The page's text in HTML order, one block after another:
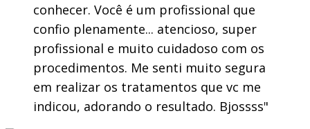
conhecer. Você é um profissional que
confio plenamente... atencioso, super
profissional e muito cuidadoso com os
procedimentos. Me senti muito segura
em realizar os tratamentos que vc me
indicou, adorando o resultado. Bjossss